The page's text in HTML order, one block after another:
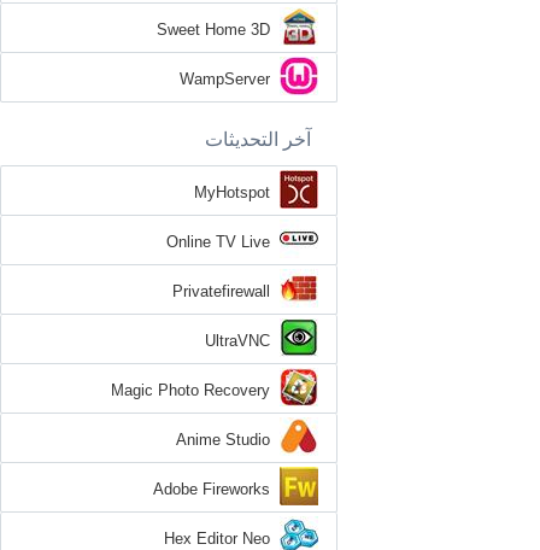
Sweet Home 3D
WampServer
آخر التحديثات
MyHotspot
Online TV Live
Privatefirewall
UltraVNC
Magic Photo Recovery
Anime Studio
Adobe Fireworks
Hex Editor Neo